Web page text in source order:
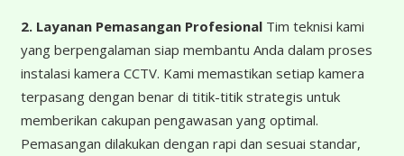
2. Layanan Pemasangan ProfesionalTim teknisi kami
yang berpengalaman siap membantu Anda dalam proses
instalasi kamera CCTV. Kami memastikan setiap kamera
terpasang dengan benar di titik-titik strategis untuk
memberikan cakupan pengawasan yang optimal.
Pemasangan dilakukan dengan rapi dan sesuai standar,